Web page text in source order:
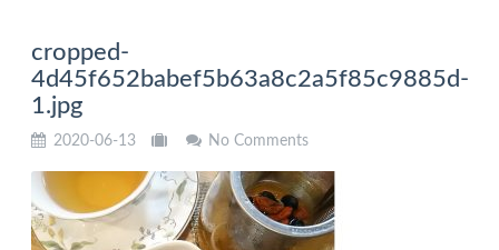
cropped-
4d45f652babef5b63a8c2a5f85c9885d-
1.jpg
2020-06-13 No Comments